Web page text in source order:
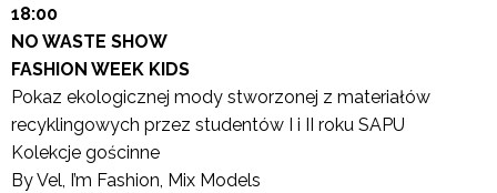
18:00
NO WASTE SHOW
FASHION WEEK KIDS
Pokaz ekologicznej mody stworzonej z materiałów
recyklingowych przez studentów I i II roku SAPU
Kolekcje gościnne
By Vel, I’m Fashion, Mix Models